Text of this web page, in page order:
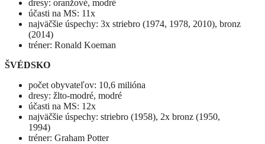
dresy: oranžové, modré
účasti na MS: 11x
najväčšie úspechy: 3x striebro (1974, 1978, 2010), bronz
(2014)
tréner: Ronald Koeman
ŠVÉDSKO
počet obyvateľov: 10,6 milióna
dresy: žlto-modré, modré
účasti na MS: 12x
najväčšie úspechy: striebro (1958), 2x bronz (1950,
1994)
tréner: Graham Potter